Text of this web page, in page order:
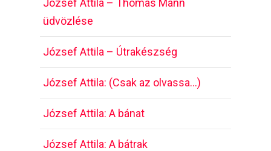
üdvözlése
József Attila – Útrakészség
József Attila: (Csak az olvassa…)
József Attila: A bánat
József Attila: A bátrak